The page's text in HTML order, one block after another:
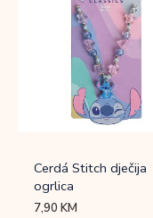
Cerdá Stitch dječija
ogrlica
7,90KM